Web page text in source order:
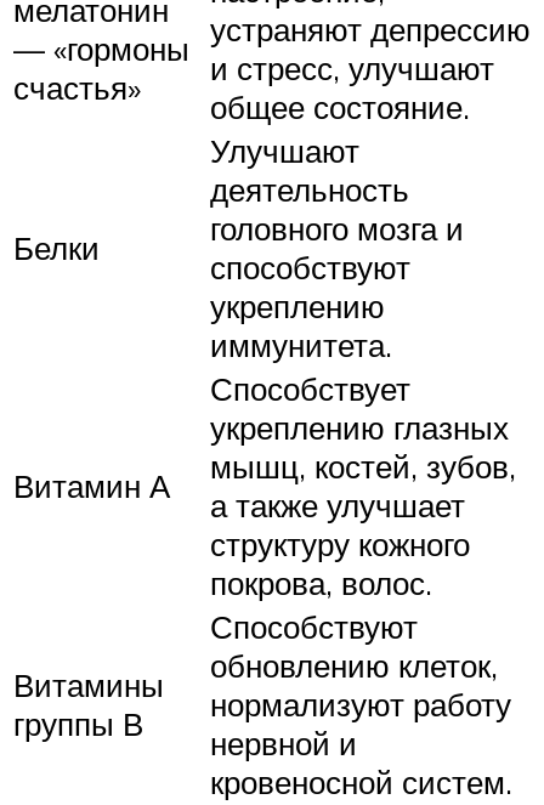
мелатонин
— «гормоны
счастья»
устраняют депрессию
и стресс, улучшают
общее состояние.
Белки
Улучшают
деятельность
головного мозга и
способствуют
укреплению
иммунитета.
Витамин А
Способствует
укреплению глазных
мышц, костей, зубов,
а также улучшает
структуру кожного
покрова, волос.
Витамины
группы В
Способствуют
обновлению клеток,
нормализуют работу
нервной и
кровеносной систем.